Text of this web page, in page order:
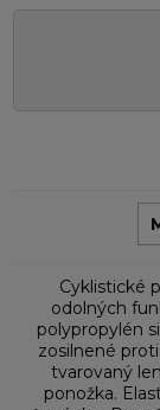
Cyklistické
odolných
polypropylén
zosilnené
tvarovaný
ponožka.